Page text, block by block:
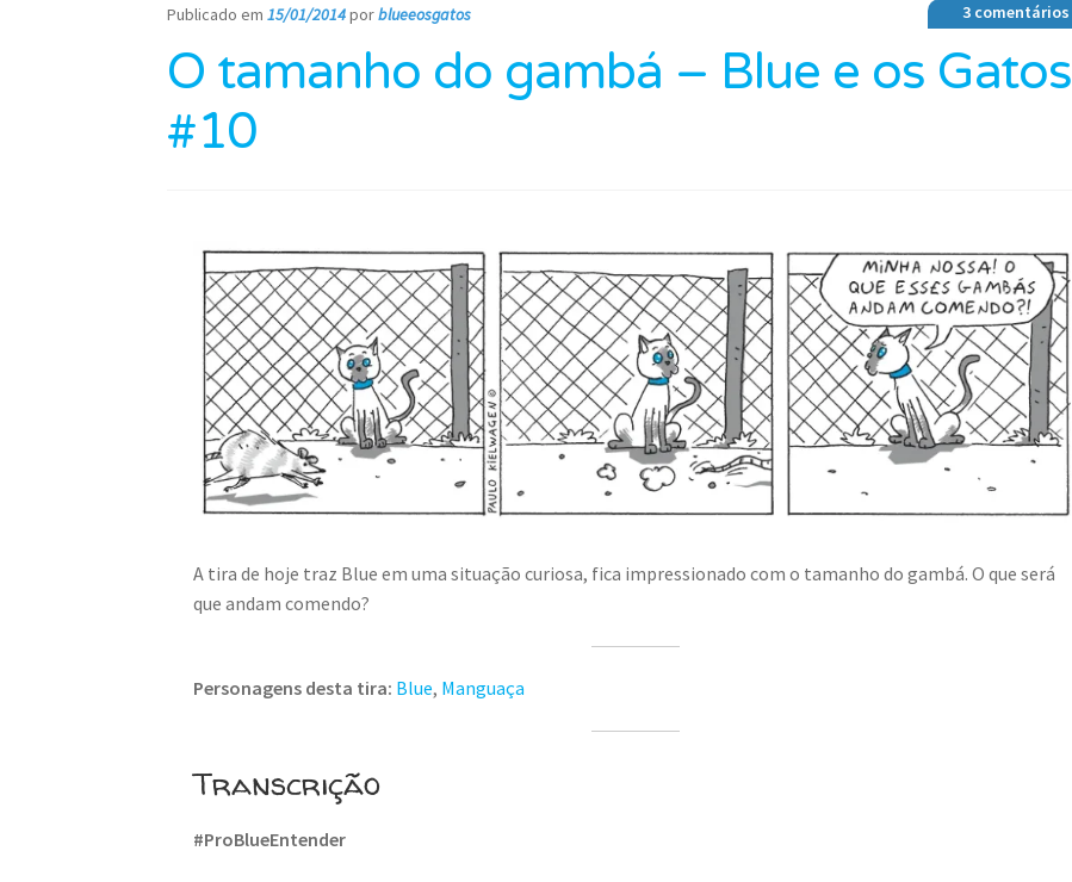
Publicado em15/01/2014porblueeosgatos 3 comentários
O tamanho do gambá – Blue e os Gatos
#10
A tira de hoje traz Blue em uma situação curiosa, fica impressionado com o tamanho do gambá. O que será
que andam comendo?
Personagens desta tira: Blue, Manguaça
Transcrição
#ProBlueEntender